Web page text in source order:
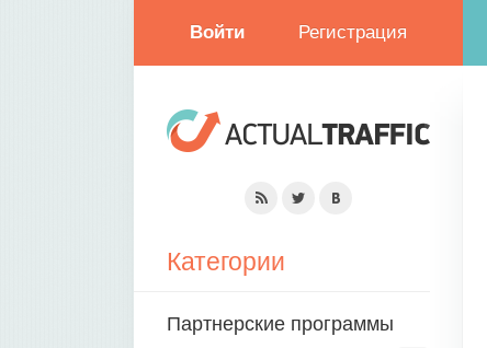
Войти Регистрация
Категории
Партнерские программы